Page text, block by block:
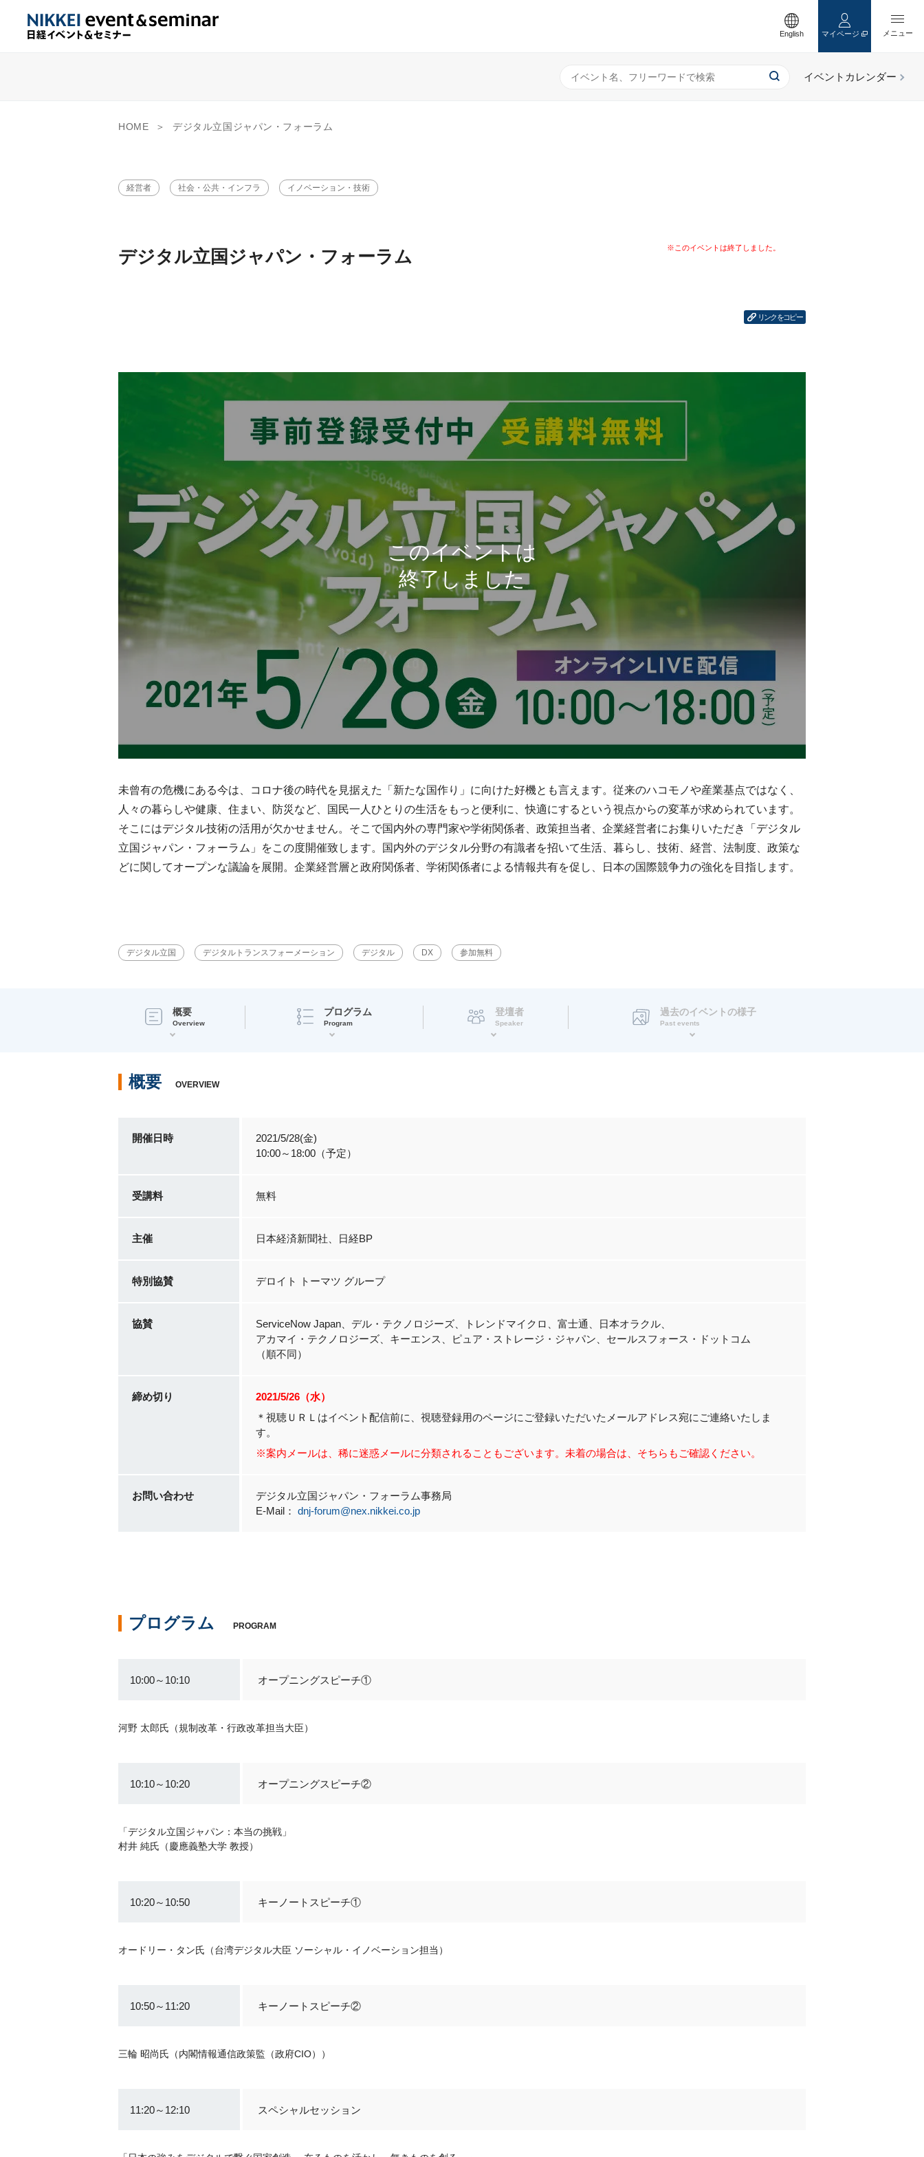
English マイページ
HOME デジタル立国ジャパン・フォーラム
経営者 社会・公共・インフラ イノベーション・技術
デジタル立国ジャパン・フォーラム
リンクをコピー
未曾有の危機にある今は、コロナ後の時代を見据えた「新たな国作り」に向けた好機とも言えます。従来のハコモノや産業基点ではなく、
人々の暮らしや健康、住まい、防災など、国民一人ひとりの生活をもっと便利に、快適にするという視点からの変革が求められています。
そこにはデジタル技術の活用が欠かせません。そこで国内外の専門家や学術関係者、政策担当者、企業経営者にお集りいただき「デジタル
立国ジャパン・フォーラム」をこの度開催致します。国内外のデジタル分野の有識者を招いて生活、暮らし、技術、経営、法制度、政策な
どに関してオープンな議論を展開。企業経営層と政府関係者、学術関係者による情報共有を促し、日本の国際競争力の強化を目指します。
デジタル立国 デジタルトランスフォーメーション デジタル DX 参加無料
概要
Overview
プログラム
Program
登壇者
Speaker
過去のイベントの様子
Past events
概要 OVERVIEW
開催日時
2021/5/28(金)
10:00～18:00（予定）
受講料 無料
主催 日本経済新聞社、日経BP
特別協賛 デロイト トーマツ グループ
協賛
ServiceNow Japan、デル・テクノロジーズ、トレンドマイクロ、富士通、日本オラクル、
アカマイ・テクノロジーズ、キーエンス、ピュア・ストレージ・ジャパン、セールスフォース・ドットコム
（順不同）
締め切り
2021/5/26（水）
＊視聴ＵＲＬはイベント配信前に、視聴登録用のページにご登録いただいたメールアドレス宛にご連絡いたしま
す。
※案内メールは、稀に迷惑メールに分類されることもございます。未着の場合は、そちらもご確認ください。
お問い合わせ
デジタル立国ジャパン・フォーラム事務局
E-Mail： dnj-forum@nex.nikkei.co.jp
プログラム PROGRAM
10:00～10:10 オープニングスピーチ①
河野 太郎氏（規制改革・行政改革担当大臣）
10:10～10:20 オープニングスピーチ②
「デジタル立国ジャパン：本当の挑戦」
村井 純氏（慶應義塾大学 教授）
10:20～10:50 キーノートスピーチ①
オードリー・タン氏（台湾デジタル大臣 ソーシャル・イノベーション担当）
10:50～11:20 キーノートスピーチ②
三輪 昭尚氏（内閣情報通信政策監（政府CIO））
11:20～12:10 スペシャルセッション